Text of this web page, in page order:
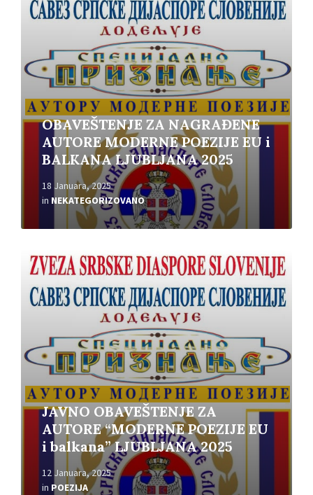
OBAVEŠTENJE ZA NAGRAĐENE
AUTORE MODERNE POEZIJE EU i
BALKANA LJUBLJANA 2025
18 Januara, 2025
in NEKATEGORIZOVANO
JAVNO OBAVEŠTENJE ZA
AUTORE “MODERNE POEZIJE EU
i balkana” LJUBLJANA 2025
12 Januara, 2025
in POEZIJA
Read
More